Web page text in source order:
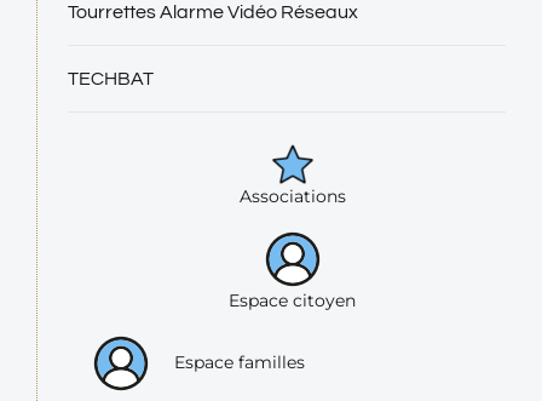
Tourrettes Alarme Vidéo Réseaux
TECHBAT
Associations
Espace citoyen
Espace familles